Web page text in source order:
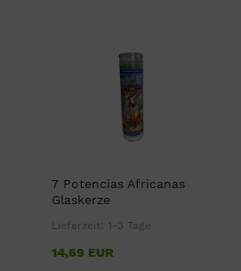
7 Potencias Africanas
Glaskerze
Lieferzeit: 1-3 Tage
14,69 EUR